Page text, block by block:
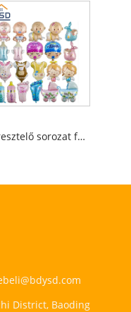
Keresztelő sorozat fóliás léggömbök
District, Baoding